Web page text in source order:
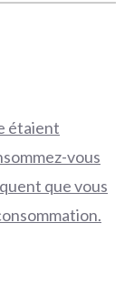
étaient
vous
que vous